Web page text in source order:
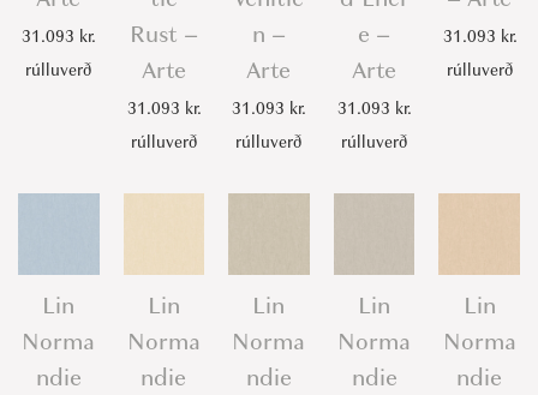
31.093 kr.
rúlluverð
Rust –
Arte
31.093 kr.
rúlluverð
n –
Arte
31.093 kr.
rúlluverð
e –
Arte
31.093 kr.
rúlluverð
31.093 kr.
rúlluverð
Lin
Norma
ndie
Lin
Norma
ndie
Lin
Norma
ndie
Lin
Norma
ndie
Lin
Norma
ndie